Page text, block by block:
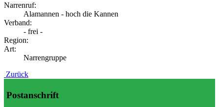
Narrenruf:
Alamannen - hoch die Kannen
Verband:
- frei -
Region:
Art:
Narrengruppe
Zurück
Postanschrift